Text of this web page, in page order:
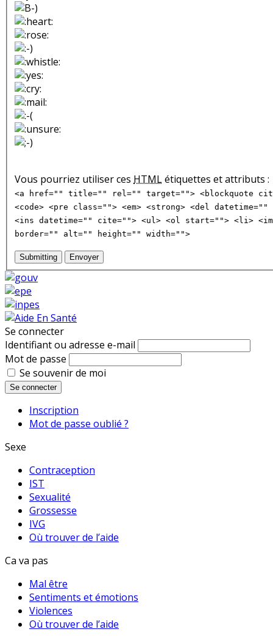
Vous pourriez utiliser ces HTMLétiquettes et attributs :
<a href="" title="" rel="" target=""> <blockquote
<code> <pre class=""> <em> <strong> <del
<ins datetime="" cite=""> <ul> <ol start=""> <li>
border="" alt="" height="" width="">
Submitting Envoyer
Se connecter
Identifiant ou adresse e-mail
Mot de passe
Se souvenir de moi
Se connecter
Inscription
Mot de passe oublié ?
Sexe
Contraception
IST
Sexualité
Grossesse
IVG
Où trouver de l’aide
Ca va pas
Mal être
Sentiments et émotions
Violences
Où trouver de l’aide